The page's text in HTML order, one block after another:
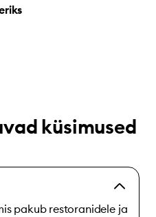
küsimused
pakub restoranidele ja